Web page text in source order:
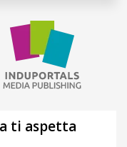
ti aspetta